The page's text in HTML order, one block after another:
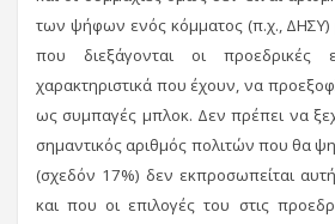
των ψήφων ενός κόμματος (π.χ., ΔΗΣΥ)
που διεξάγονται οι
χαρακτηριστικά που έχουν, να
ως συμπαγές μπλοκ. Δεν πρέπει να
σημαντικός αριθμός πολιτών που θα
(σχεδόν 17%) δεν εκπροσωπείται
και που οι επιλογές του στις